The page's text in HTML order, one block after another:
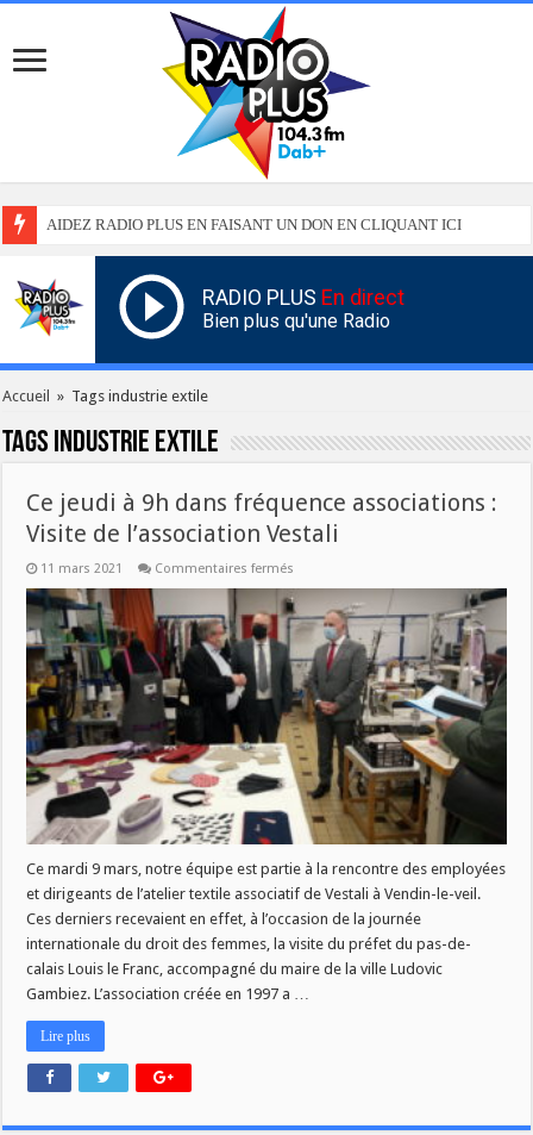
AIDEZ RADIO PLUS EN FAISANT UN DON EN CLIQUANT ICI
RADIO PLUS En direct
Bien plus qu'une Radio
Accueil » Tags industrie extile
Tags industrie extile
Ce jeudi à 9h dans fréquence associations :
Visite de l’association Vestali
11 mars 2021 Commentaires fermés
jeudi
à
dans
fréquence
associations
:
Visite
de
l’association
Vestali
Ce mardi 9 mars, notre équipe est partie à la rencontre des employées
et dirigeants de l’atelier textile associatif de Vestali à Vendin-le-veil.
Ces derniers recevaient en effet, à l’occasion de la journée
internationale du droit des femmes, la visite du préfet du pas-de-
calais Louis le Franc, accompagné du maire de la ville Ludovic
Gambiez. L’association créée en 1997 a …
Lire plus